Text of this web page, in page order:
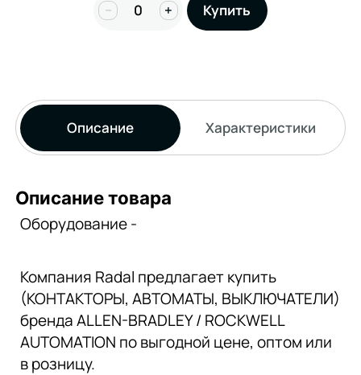
− + Купить
Описание Характеристики
Описание товара
Оборудование -
Компания Radal предлагает купить
(КОНТАКТОРЫ, АВТОМАТЫ, ВЫКЛЮЧАТЕЛИ)
бренда ALLEN-BRADLEY / ROCKWELL
AUTOMATION по выгодной цене, оптом или
в розницу.